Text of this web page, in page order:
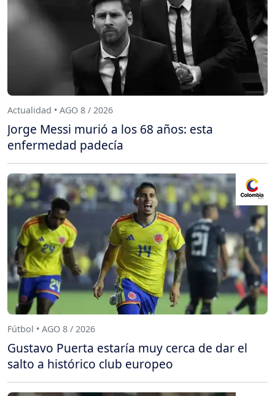
Actualidad • AGO 8 / 2026
Jorge Messi murió a los 68 años: esta
enfermedad padecía
Fútbol • AGO 8 / 2026
Gustavo Puerta estaría muy cerca de dar el
salto a histórico club europeo